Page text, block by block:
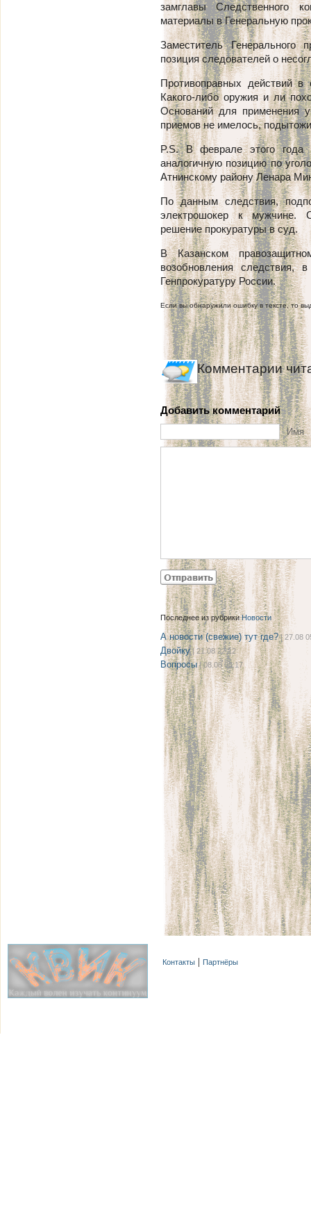
замглавы Следственного
материалы в Генеральную
Заместитель Генерального
позиция следователей о
Противоправных действий
Какого-либо оружия и ли
Оснований для применения
приемов не имелось,
P.S.В феврале этого года
аналогичную позицию по
Атнинскому району Ленара
По данным следствия,
электрошокер к мужчине.
решение прокуратуры в суд.
В Казанском
возобновления
Генпрокуратуру России.
Если вы обнаружили ошибку в тексте, то
Комментарии
Добавить комментарий
Имя
Последнее из рубрикиНовости
А новости (свежие) тут где?| 27.08
Двойку| 21.08 22:12
Вопросы| 08.08 08:17
Контакты Партнёры